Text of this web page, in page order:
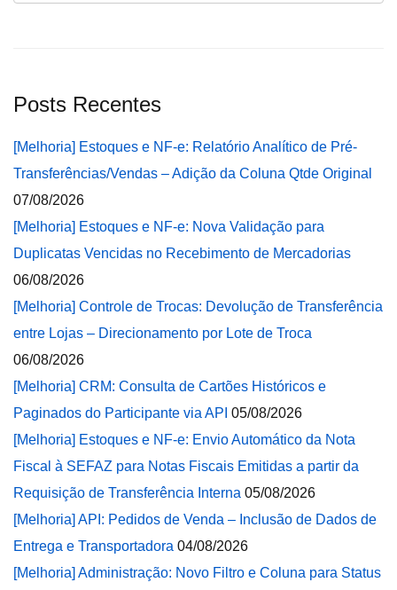
Posts Recentes
[Melhoria] Estoques e NF-e: Relatório Analítico de Pré-
Transferências/Vendas – Adição da Coluna Qtde Original
07/08/2026
[Melhoria] Estoques e NF-e: Nova Validação para
Duplicatas Vencidas no Recebimento de Mercadorias
06/08/2026
[Melhoria] Controle de Trocas: Devolução de Transferência
entre Lojas – Direcionamento por Lote de Troca
06/08/2026
[Melhoria] CRM: Consulta de Cartões Históricos e
Paginados do Participante via API 05/08/2026
[Melhoria] Estoques e NF-e: Envio Automático da Nota
Fiscal à SEFAZ para Notas Fiscais Emitidas a partir da
Requisição de Transferência Interna 05/08/2026
[Melhoria] API: Pedidos de Venda – Inclusão de Dados de
Entrega e Transportadora 04/08/2026
[Melhoria] Administração: Novo Filtro e Coluna para Status